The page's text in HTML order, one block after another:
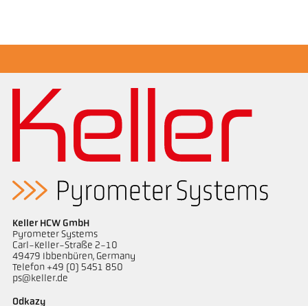
Rozměrový výkres PK 21-K001
Keller HCW GmbH
Pyrometer Systems
Carl-Keller-Straße 2-10
49479 Ibbenbüren, Germany
Telefon +49 (0) 5451 850
ps@keller.de
Odkazy